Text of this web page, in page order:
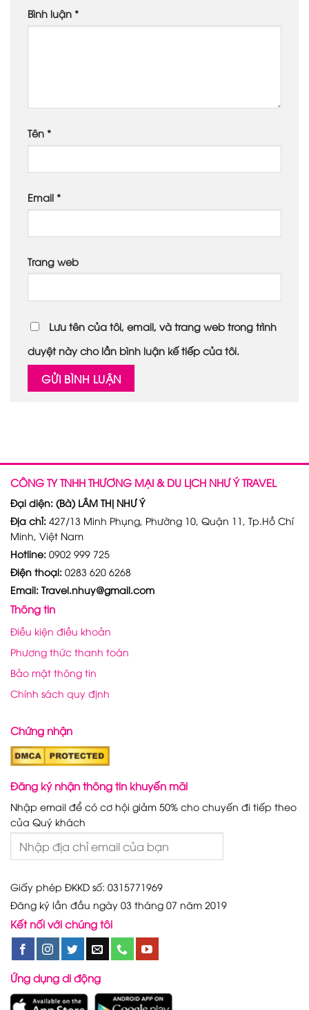
Bình luận *
Tên *
Email *
Trang web
Lưu tên của tôi, email, và trang web trong trình
duyệt này cho lần bình luận kế tiếp của tôi.
CÔNG TY TNHH THƯƠNG MẠI & DU LỊCH NHƯ Ý TRAVEL
Đại diện: (Bà) LÂM THỊ NHƯ Ý
Địa chỉ: 427/13 Minh Phụng, Phường 10, Quận 11, Tp.Hồ Chí
Minh, Việt Nam
Hotline: 0902 999 725
Điện thoại: 0283 620 6268
Email: Travel.nhuy@gmail.com
Thông tin
Điều kiện điều khoản
Phương thức thanh toán
Bảo mật thông tin
Chính sách quy định
Chứng nhận
Đăng ký nhận thông tin khuyến mãi
Nhập email để có cơ hội giảm 50% cho chuyến đi tiếp theo
của Quý khách
Giấy phép ĐKKD số: 0315771969
Đăng ký lần đầu ngày 03 tháng 07 năm 2019
Kết nối với chúng tôi
Ứng dụng di động